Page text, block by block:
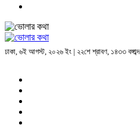
ঢাকা, ৬ই আগস্ট, ২০২৬ ইং | ২২শে শ্রাবণ, ১৪৩৩ বঙ্গাব্দ